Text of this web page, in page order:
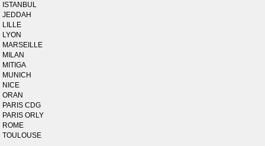
ISTANBUL
JEDDAH
LILLE
LYON
MARSEILLE
MILAN
MITIGA
MUNICH
NICE
ORAN
PARIS CDG
PARIS ORLY
ROME
TOULOUSE